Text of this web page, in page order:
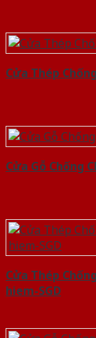
Cửa Thép
Cửa Gỗ Chống
Cửa Thép
hiem-SGD